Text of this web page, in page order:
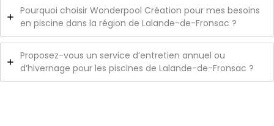
Pourquoi choisir Wonderpool Création pour mes besoins
en piscine dans la région de Lalande-de-Fronsac ?
Proposez-vous un service d’entretien annuel ou
d’hivernage pour les piscines de Lalande-de-Fronsac ?